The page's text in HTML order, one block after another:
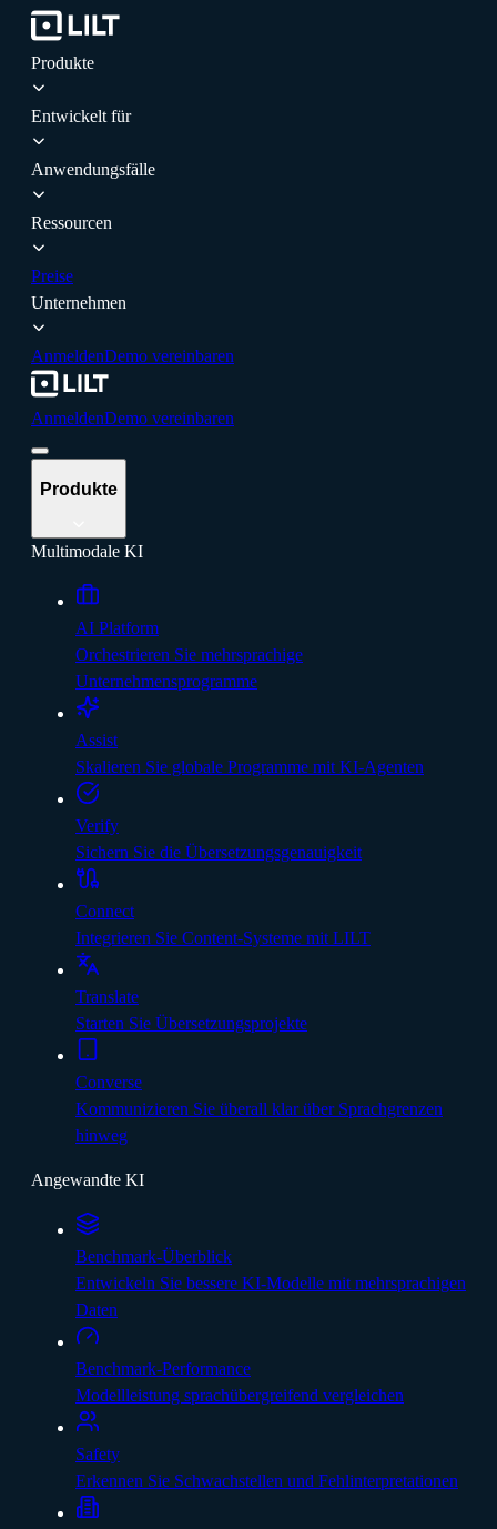
Produkte
Entwickelt für
Anwendungsfälle
Ressourcen
Preise
Unternehmen
AnmeldenDemo vereinbaren
AnmeldenDemo vereinbaren
Produkte
Multimodale KI
AI Platform
Orchestrieren Sie mehrsprachige
Unternehmensprogramme
Assist
Skalieren Sie globale Programme mit KI-Agenten
Verify
Sichern Sie die Übersetzungsgenauigkeit
Connect
Integrieren Sie Content-Systeme mit LILT
Translate
Starten Sie Übersetzungsprojekte
Converse
Kommunizieren Sie überall klar über Sprachgrenzen
hinweg
Angewandte KI
Benchmark-Überblick
Entwickeln Sie bessere KI-Modelle mit mehrsprachigen
Daten
Benchmark-Performance
Modellleistung sprachübergreifend vergleichen
Safety
Erkennen Sie Schwachstellen und Fehlinterpretationen